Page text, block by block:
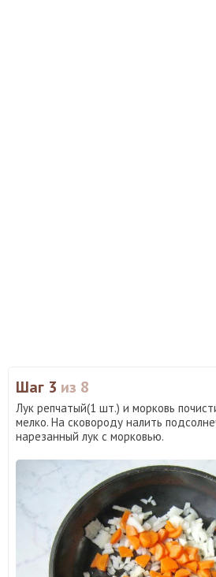
Шаг 3 из 8
Лук репчатый(1 шт.) и морковь
мелко. На сковороду налить
нарезанный лук с морковью.